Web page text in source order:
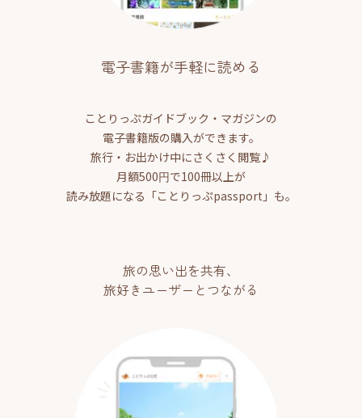
電子書籍が手軽に読める
ことりっぷガイドブック・マガジンの
電子書籍版の購入ができます。
旅行・お出かけ中にさくさく閲覧♪
月額500円で100冊以上が
読み放題になる「ことりっぷpassport」も。
旅の思い出を共有、
旅好きユーザーとつながる